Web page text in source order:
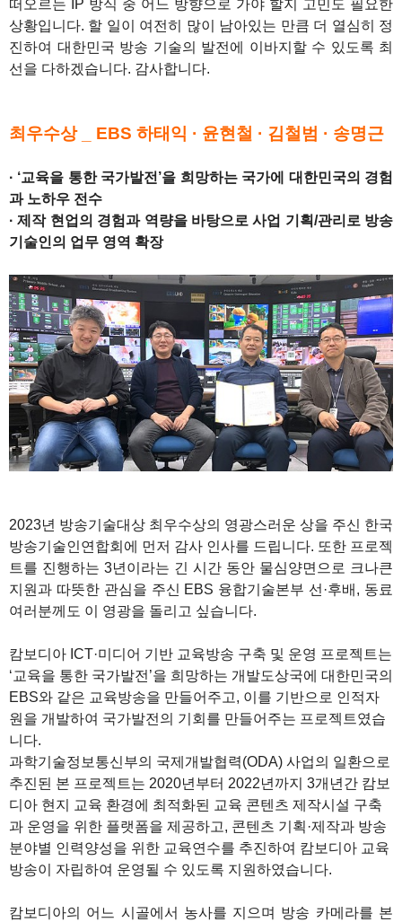
떠오르는 IP 방식 중 어느 방향으로 가야 할지 고민도 필요한
상황입니다. 할 일이 여전히 많이 남아있는 만큼 더 열심히 정
진하여 대한민국 방송 기술의 발전에 이바지할 수 있도록 최
선을 다하겠습니다. 감사합니다.
최우수상 _ EBS 하태익 · 윤현철 · 김철범 · 송명근
· ‘교육을 통한 국가발전’을 희망하는 국가에 대한민국의 경험
과 노하우 전수
· 제작 현업의 경험과 역량을 바탕으로 사업 기획/관리로 방송
기술인의 업무 영역 확장
2023년 방송기술대상 최우수상의 영광스러운 상을 주신 한국
방송기술인연합회에 먼저 감사 인사를 드립니다. 또한 프로젝
트를 진행하는 3년이라는 긴 시간 동안 물심양면으로 크나큰
지원과 따뜻한 관심을 주신 EBS 융합기술본부 선·후배, 동료
여러분께도 이 영광을 돌리고 싶습니다.
캄보디아 ICT·미디어 기반 교육방송 구축 및 운영 프로젝트는
‘교육을 통한 국가발전’을 희망하는 개발도상국에 대한민국의
EBS와 같은 교육방송을 만들어주고, 이를 기반으로 인적자
원을 개발하여 국가발전의 기회를 만들어주는 프로젝트였습
니다.
과학기술정보통신부의 국제개발협력(ODA) 사업의 일환으로
추진된 본 프로젝트는 2020년부터 2022년까지 3개년간 캄보
디아 현지 교육 환경에 최적화된 교육 콘텐츠 제작시설 구축
과 운영을 위한 플랫폼을 제공하고, 콘텐츠 기획·제작과 방송
분야별 인력양성을 위한 교육연수를 추진하여 캄보디아 교육
방송이 자립하여 운영될 수 있도록 지원하였습니다.
캄보디아의 어느 시골에서 농사를 지으며 방송 카메라를 본